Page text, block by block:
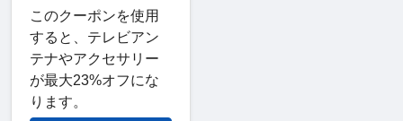
このクーポンを使用
すると、テレビアン
テナやアクセサリー
が最大23%オフにな
ります。